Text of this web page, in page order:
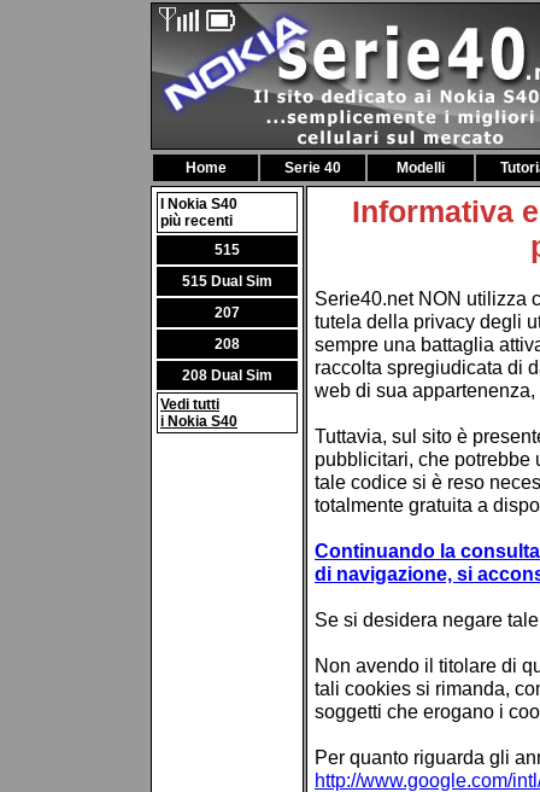
Home Serie 40 Modelli
I Nokia S40
più recenti
515
515 Dual Sim
207
208
208 Dual Sim
Vedi tutti
i Nokia S40
Informativa
Serie40.net NON utilizza
tutela della privacy degli
sempre una battaglia
raccolta spregiudicata di
web di sua
Tuttavia, sul sito è
pubblicitari, che potrebbe
tale codice si è reso
totalmente gratuita a
Continuando la
di navigazione, si
Se si desidera negare
Non avendo il titolare di
tali cookies si rimanda,
soggetti che erogano i
Per quanto riguarda gli
http://www.google.com/